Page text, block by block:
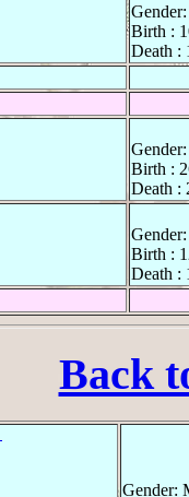
Birth :
Death :
Birth :
Death :
Birth :
Death :
Back
Gender: